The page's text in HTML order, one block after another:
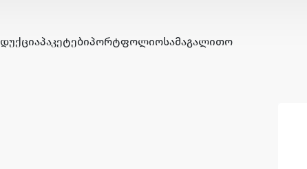
ᲞᲐᲙᲔᲢᲔᲑᲘᲞᲝᲠᲢᲤᲝᲚᲘᲝᲡᲐᲛᲐᲒᲐᲚᲘᲗᲝ